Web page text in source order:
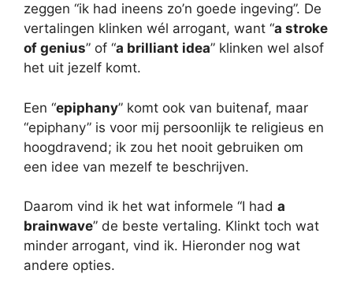
zeggen “ik had ineens zo’n goede ingeving”. De
vertalingen klinken wél arrogant, want “a stroke
of genius” of “a brilliant idea” klinken wel alsof
het uit jezelf komt.
Een “epiphany” komt ook van buitenaf, maar
“epiphany” is voor mij persoonlijk te religieus en
hoogdravend; ik zou het nooit gebruiken om
een idee van mezelf te beschrijven.
Daarom vind ik het wat informele “I had a
brainwave” de beste vertaling. Klinkt toch wat
minder arrogant, vind ik. Hieronder nog wat
andere opties.